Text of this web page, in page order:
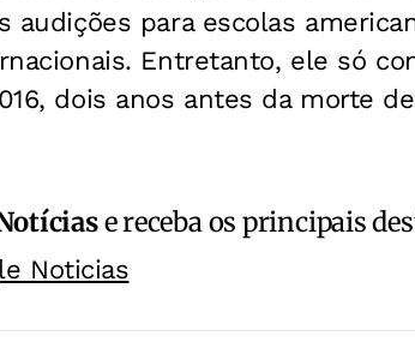
para escolas
Entretanto, ele só
dois anos antes da morte
e receba os principais
Noticias